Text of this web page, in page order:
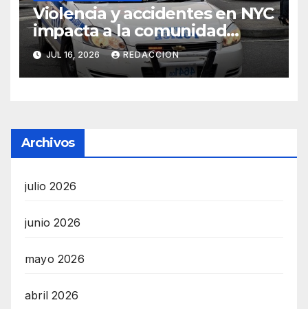
Violencia y accidentes en NYC
impacta a la comunidad
dominicana
JUL 16, 2026 REDACCION
Archivos
julio 2026
junio 2026
mayo 2026
abril 2026